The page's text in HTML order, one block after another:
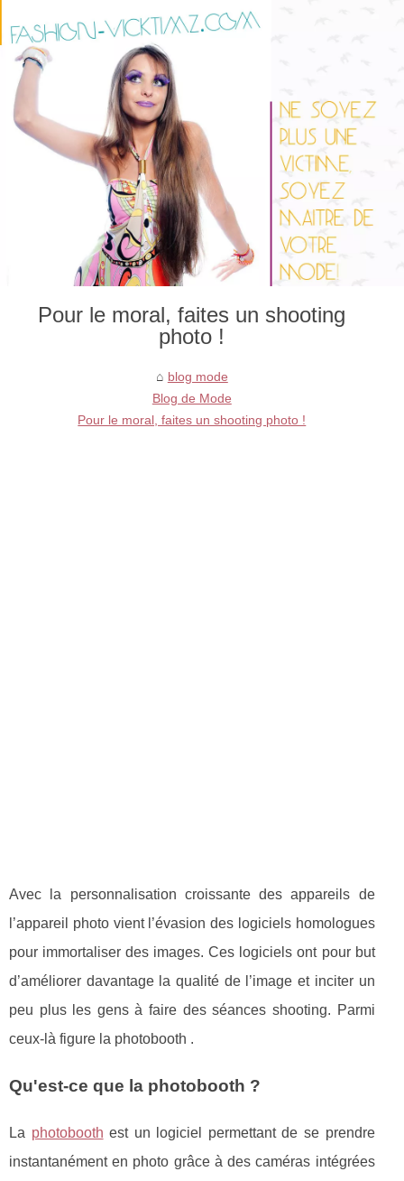
Pour le moral, faites un shooting
photo !
blog mode
Blog de Mode
Pour le moral, faites un shooting photo !
Avec la personnalisation croissante des appareils de
l’appareil photo vient l’évasion des logiciels homologues
pour immortaliser des images. Ces logiciels ont pour but
d’améliorer davantage la qualité de l’image et inciter un
peu plus les gens à faire des séances shooting. Parmi
ceux-là figure la photobooth .
Qu'est-ce que la photobooth ?
La photobooth est un logiciel permettant de se prendre
instantanément en photo grâce à des caméras intégrées